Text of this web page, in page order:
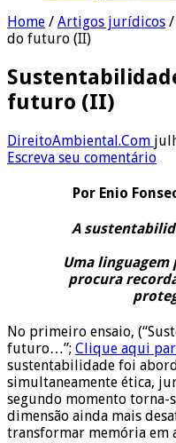
Home / Artigos jurídicos /
do futuro (II)
futuro (II)
DireitoAmbiental.Com
Escreva seu comentário
Por Enio
A
Uma
procura
No primeiro ensaio,
futuro…”; Clique aqui
sustentabilidade foi
simultaneamente ética,
segundo momento torna-
dimensão ainda mais
transformar memória em